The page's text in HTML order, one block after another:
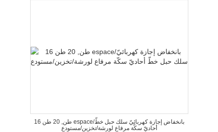
16 طن, 20 طن espace/بانخفاض إجازة كهربائيّ سلك حبل خطّ
أحاديّ سكّة مرفاع لورشة/تخزين/مستودع